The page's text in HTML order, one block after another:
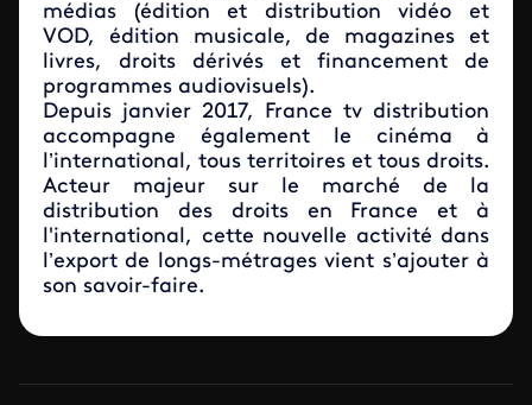
médias (édition et distribution vidéo et
VOD, édition musicale, de magazines et
livres, droits dérivés et financement de
programmes audiovisuels).
Depuis janvier 2017, France tv distribution
accompagne également le cinéma à
l’international, tous territoires et tous droits.
Acteur majeur sur le marché de la
distribution des droits en France et à
l'international, cette nouvelle activité dans
l’export de longs-métrages vient s’ajouter à
son savoir-faire.